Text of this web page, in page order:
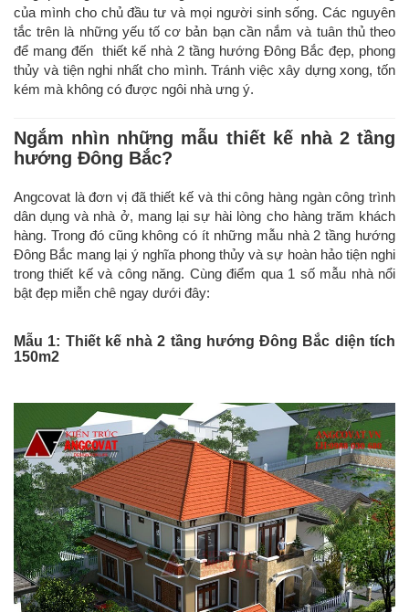
của mình cho chủ đầu tư và mọi người sinh sống. Các nguyên
tắc trên là những yếu tố cơ bản bạn cần nắm và tuân thủ theo
để mang đến thiết kế nhà 2 tầng hướng Đông Bắc đẹp, phong
thủy và tiện nghi nhất cho mình. Tránh việc xây dựng xong, tốn
kém mà không có được ngôi nhà ưng ý.
Ngắm nhìn những mẫu thiết kế nhà 2 tầng
hướng Đông Bắc?
Angcovat là đơn vị đã thiết kế và thi công hàng ngàn công trình
dân dụng và nhà ở, mang lại sự hài lòng cho hàng trăm khách
hàng. Trong đó cũng không có ít những mẫu nhà 2 tầng hướng
Đông Bắc mang lại ý nghĩa phong thủy và sự hoàn hảo tiện nghi
trong thiết kế và công năng. Cùng điểm qua 1 số mẫu nhà nổi
bật đẹp miễn chê ngay dưới đây:
Mẫu 1: Thiết kế nhà 2 tầng hướng Đông Bắc diện tích
150m2